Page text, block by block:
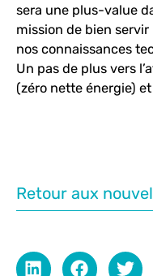
sera une plus-value
mission de bien
nos connaissances
Un pas de plus vers
(zéro nette énergie)
Retour aux